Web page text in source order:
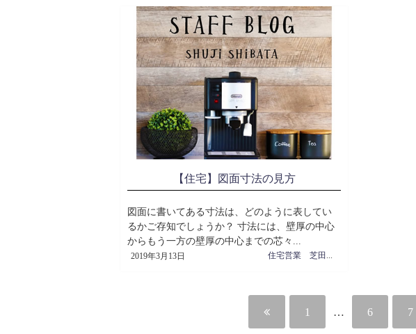
【住宅】図面寸法の見方
図面に書いてある寸法は、どのように表してい
るかご存知でしょうか？ 寸法には、壁厚の中心
からもう一方の壁厚の中心までの芯々...
2019年3月13日
1 … 6 7